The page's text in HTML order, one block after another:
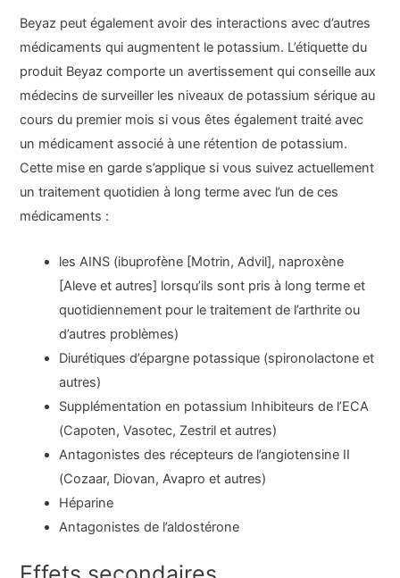
Beyaz peut également avoir des interactions avec d’autres
médicaments qui augmentent le potassium. L’étiquette du
produit Beyaz comporte un avertissement qui conseille aux
médecins de surveiller les niveaux de potassium sérique au
cours du premier mois si vous êtes également traité avec
un médicament associé à une rétention de potassium.
Cette mise en garde s’applique si vous suivez actuellement
un traitement quotidien à long terme avec l’un de ces
médicaments :
les AINS (ibuprofène [Motrin, Advil], naproxène
[Aleve et autres] lorsqu’ils sont pris à long terme et
quotidiennement pour le traitement de l’arthrite ou
d’autres problèmes)
Diurétiques d’épargne potassique (spironolactone et
autres)
Supplémentation en potassium Inhibiteurs de l’ECA
(Capoten, Vasotec, Zestril et autres)
Antagonistes des récepteurs de l’angiotensine II
(Cozaar, Diovan, Avapro et autres)
Héparine
Antagonistes de l’aldostérone